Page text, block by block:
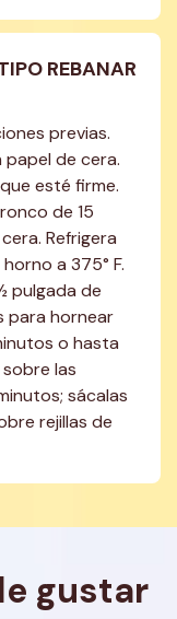
REBANAR
previas.
papel de cera.
esté firme.
de 15
Refrigera
a 375° F.
pulgada de
para hornear
o hasta
las
sácalas
rejillas de
gustar